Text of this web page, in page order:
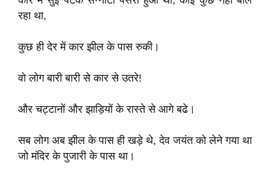
रहा था,
कुछ ही देर में कार झील के पास रुकी।
वो लोग बारी बारी से कार से उतरे!
और चट्टानों और झाड़ियों के रास्ते से आगे बढे।
सब लोग अब झील के पास ही खड़े थे, देव जयंत को लेने गया था
जो मंदिर के पुजारी के पास था।